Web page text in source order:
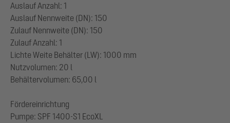
Auslauf Anzahl: 1
Auslauf Nennweite (DN): 150
Zulauf Nennweite (DN): 150
Zulauf Anzahl: 1
Lichte Weite Behälter (LW): 1000 mm
Nutzvolumen: 20 l
Behältervolumen: 65,00 l
Fördereinrichtung
Pumpe: SPF 1400-S1 EcoXL